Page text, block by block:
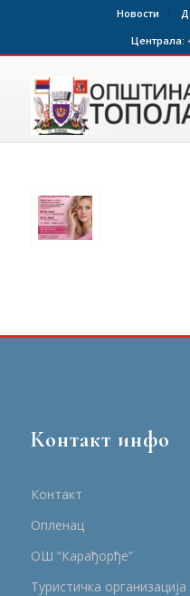
Новости
Централа:
Контакт инфо
Контакт
Опленац
ОШ “Карађорђе”
Туристичка